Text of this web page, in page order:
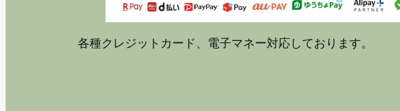
各種クレジットカード、電子マネー対応しております。